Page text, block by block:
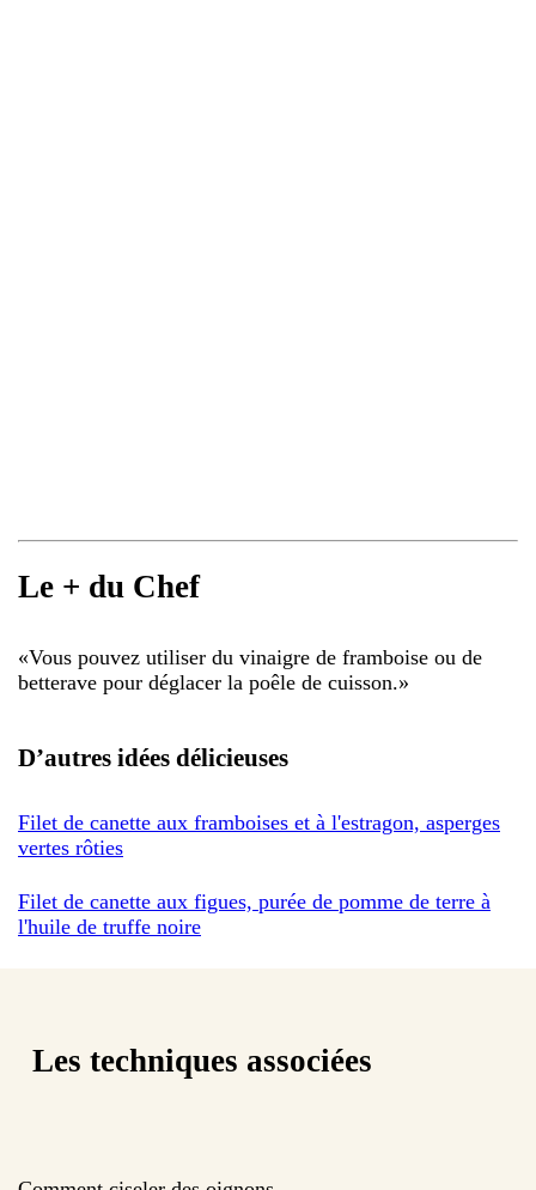
Le + du Chef
«Vous pouvez utiliser du vinaigre de framboise ou de
betterave pour déglacer la poêle de cuisson.»
D’autres idées délicieuses
Filet de canette aux framboises et à l'estragon, asperges
vertes rôties
Filet de canette aux figues, purée de pomme de terre à
l'huile de truffe noire
Les techniques associées